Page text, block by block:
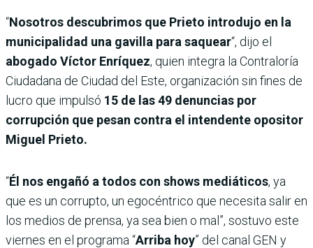
“Nosotros descubrimos que Prieto introdujo en la
municipalidad una gavilla para saquear“, dijo el
abogado Víctor Enríquez, quien integra la Contraloría
Ciudadana de Ciudad del Este, organización sin fines de
lucro que impulsó 15 de las 49 denuncias por
corrupción que pesan contra el intendente opositor
Miguel Prieto.
“Él nos engañó a todos con shows mediáticos, ya
que es un corrupto, un egocéntrico que necesita salir en
los medios de prensa, ya sea bien o mal”, sostuvo este
viernes en el programa “Arriba hoy” del canal GEN y